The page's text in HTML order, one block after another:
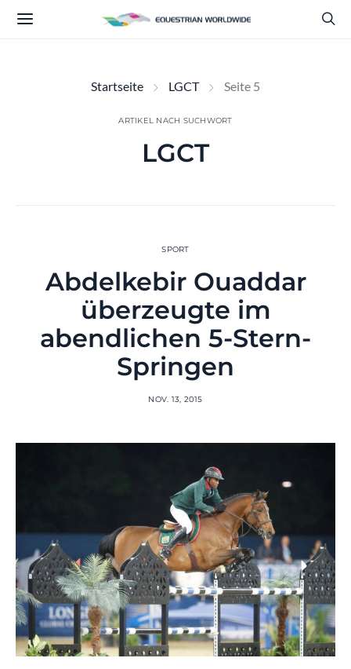
Startseite LGCT Seite 5
ARTIKEL NACH SUCHWORT
LGCT
SPORT
Abdelkebir Ouaddar
überzeugte im
abendlichen 5-Stern-
Springen
NOV. 13, 2015